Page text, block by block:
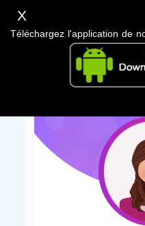
X
Téléchargez l'application de